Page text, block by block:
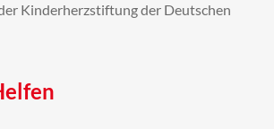
Kinderherzstiftung der Deutschen